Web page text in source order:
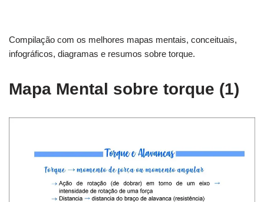
Compilação com os melhores mapas mentais, conceituais,
infográficos, diagramas e resumos sobre torque.
Mapa Mental sobre torque (1)